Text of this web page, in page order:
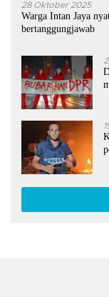
28 Oktober 2025
Warga Intan Jaya
bertanggungjawab